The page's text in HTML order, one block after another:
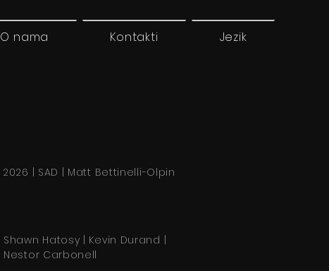
O nama Kontakti Jezik
2026 | SAD | Matt Bettinelli-Olpin
Shawn Hatosy | Kevin Durand |
Nestor Carbonell